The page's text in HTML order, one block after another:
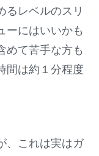
るレベルのスリ
ーにはいいかも
めて苦手な方も
間は約１分程度
、これは実はガ